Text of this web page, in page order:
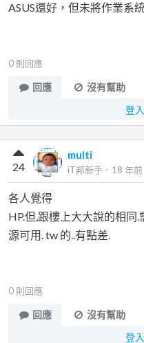
ASUS還好，但未將作業系
0 則回應
回應
沒有幫助
登
multi
iT邦新手 ． 18 年前
24
各人覺得
HP.但,跟樓上大大說的相同
源可用. tw 的..有點差.
0 則回應
回應
沒有幫助
登